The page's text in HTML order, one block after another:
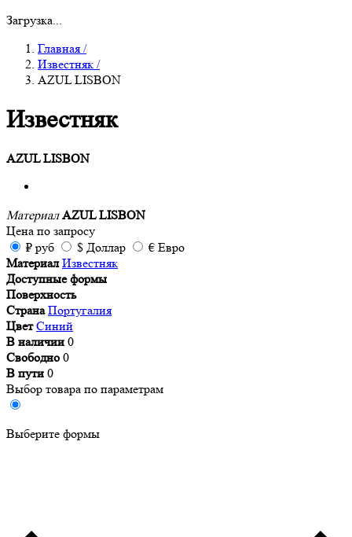
Загрузка...
Главная /
Известняк /
AZUL LISBON
Известняк
AZUL LISBON
Материал AZUL LISBON
Цена по запросу
₽ руб $ Доллар € Евро
Материал Известняк
Доступные формы
Поверхность
Страна Португалия
Цвет Синий
В наличии 0
Свободно 0
В пути 0
Выбор товара по параметрам
Выберите формы